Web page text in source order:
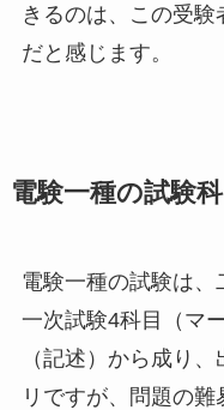
きるのは、この受
だと感じます。
電験一種の試験
電験一種の試験は、
一次試験4科目（マ
（記述）から成り
リですが、問題の